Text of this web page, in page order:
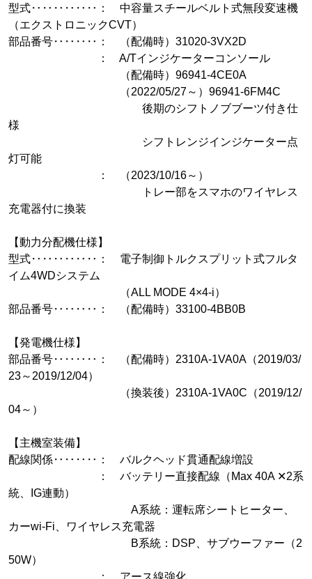
型式‥‥‥‥‥‥： 中容量スチールベルト式無段変速機
（エクストロニックCVT）
部品番号‥‥‥‥： （配備時）31020-3VX2D
： A/Tインジケーターコンソール
（配備時）96941-4CE0A
（2022/05/27～）96941-6FM4C
後期のシフトノブブーツ付き仕
様
シフトレンジインジケーター点
灯可能
： （2023/10/16～）
トレー部をスマホのワイヤレス
充電器付に換装
【動力分配機仕様】
型式‥‥‥‥‥‥： 電子制御トルクスプリット式フルタ
イム4WDシステム
（ALL MODE 4×4-i）
部品番号‥‥‥‥： （配備時）33100-4BB0B
【発電機仕様】
部品番号‥‥‥‥： （配備時）2310A-1VA0A（2019/03/
23～2019/12/04）
（換装後）2310A-1VA0C（2019/12/
04～）
【主機室装備】
配線関係‥‥‥‥： バルクヘッド貫通配線増設
： バッテリー直接配線（Max 40A ✕2系
統、IG連動）
A系統：運転席シートヒーター、
カーwi-Fi、ワイヤレス充電器
B系統：DSP、サブウーファー（2
50W）
： アース線強化